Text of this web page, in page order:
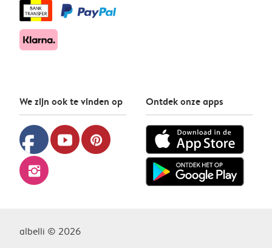
We zijn ook te vinden op
facebook youtube pinterest
instagram
Ontdek onze apps
albelli © 2026